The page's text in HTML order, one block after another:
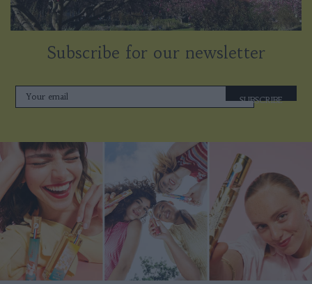
Subscribe for our newsletter
SUBSCRIBE